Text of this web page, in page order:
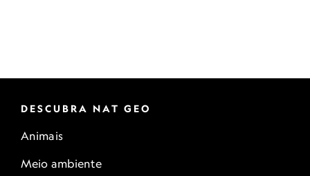
DESCUBRA NAT GEO
Animais
Meio ambiente